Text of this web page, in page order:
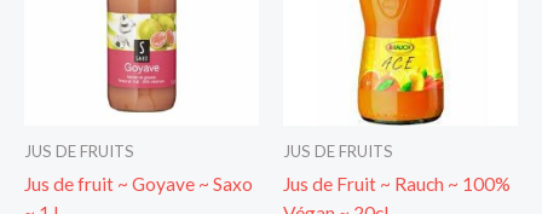
JUS DE FRUITS
Jus de fruit ~ Goyave ~ Saxo
JUS DE FRUITS
Jus de Fruit ~ Rauch ~ 100%